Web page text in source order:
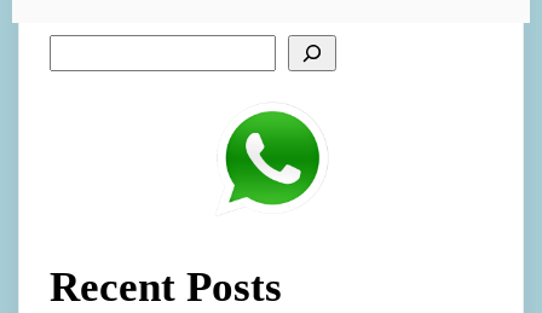
Recent Posts